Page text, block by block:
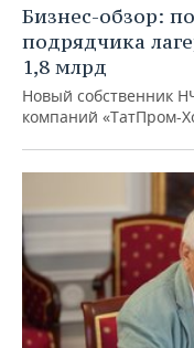
Бизнес-обзор:
подрядчика
1,8 млрд
Новый собственник
компаний «ТатПром-